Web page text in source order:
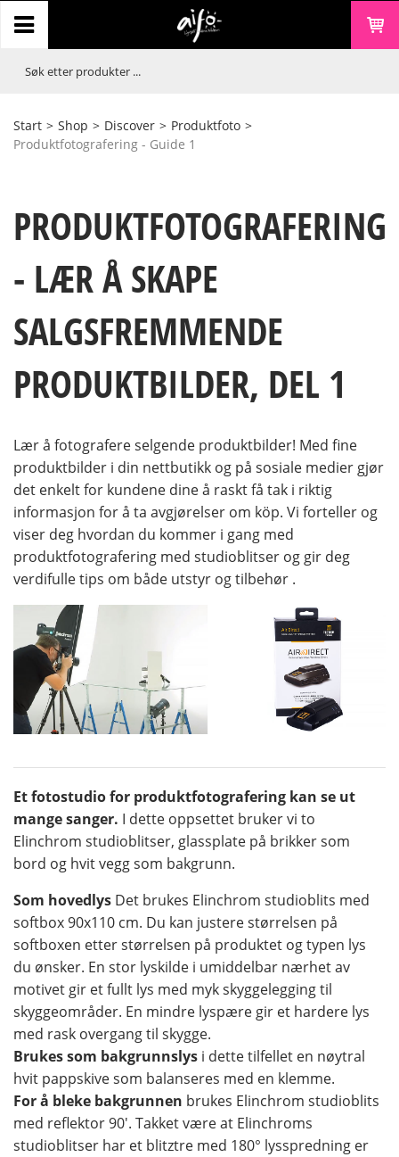
Start > Shop > Discover > Produktfoto >
Produktfotografering - Guide 1
PRODUKTFOTOGRAFERING
- LÆR Å SKAPE
SALGSFREMMENDE
PRODUKTBILDER, DEL 1
Lær å fotografere selgende produktbilder! Med fine
produktbilder i din nettbutikk og på sosiale medier gjør
det enkelt for kundene dine å raskt få tak i riktig
informasjon for å ta avgjørelser om köp. Vi forteller og
viser deg hvordan du kommer i gang med
produktfotografering med studioblitser og gir deg
verdifulle tips om både utstyr og tilbehør .
Et fotostudio for produktfotografering kan se ut
mange sanger. I dette oppsettet bruker vi to
Elinchrom studioblitser, glassplate på brikker som
bord og hvit vegg som bakgrunn.
Som hovedlys Det brukes Elinchrom studioblits med
softbox 90x110 cm. Du kan justere størrelsen på
softboxen etter størrelsen på produktet og typen lys
du ønsker. En stor lyskilde i umiddelbar nærhet av
motivet gir et fullt lys med myk skyggelegging til
skyggeområder. En mindre lyspære gir et hardere lys
med rask overgang til skygge.
Brukes som bakgrunnslys i dette tilfellet en nøytral
hvit pappskive som balanseres med en klemme.
For å bleke bakgrunnen brukes Elinchrom studioblits
med reflektor 90'. Takket være at Elinchroms
studioblitser har et blitztre med 180° lysspredning er